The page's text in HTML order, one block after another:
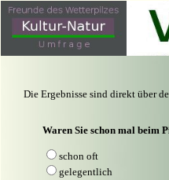
Die Ergebnisse sind direkt über
Waren Sie schon mal beim
schon oft
gelegentlich